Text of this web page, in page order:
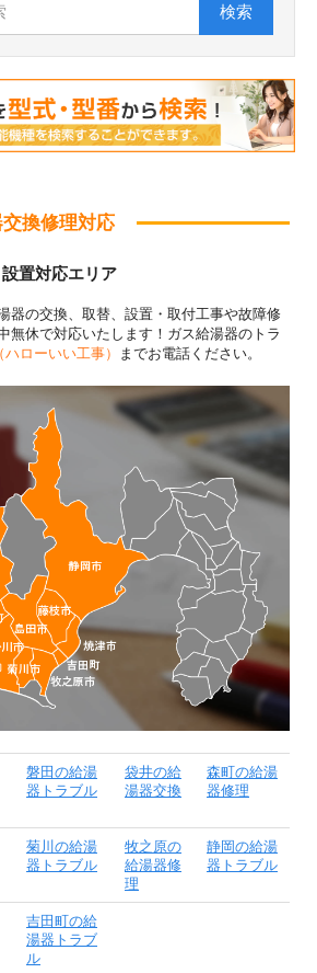
検索
換修理対応
置対応エリア
器の交換、取替、設置・取付工事や故障修
無休で対応いたします！ガス給湯器のトラ
ローいい工事） までお電話ください。
磐田の給湯
器トラブル
袋井の給
湯器交換
森町の給湯
器修理
菊川の給湯
器トラブル
牧之原の
給湯器修
理
静岡の給湯
器トラブル
吉田町の給
湯器トラブ
ル